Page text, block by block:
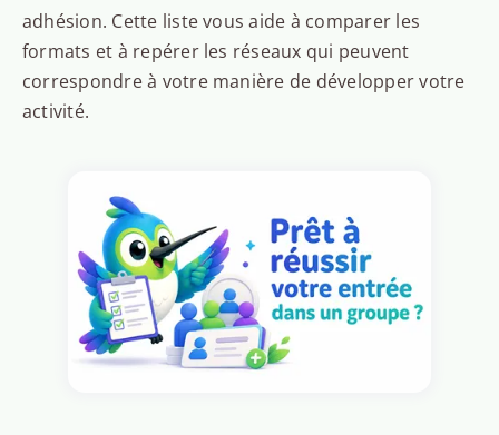
adhésion. Cette liste vous aide à comparer les
formats et à repérer les réseaux qui peuvent
correspondre à votre manière de développer votre
activité.